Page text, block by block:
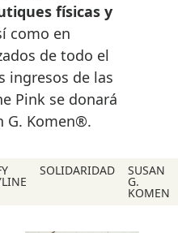
físicas y
como en
de todo el
ingresos de las
Pink se donará
G. Komen®.
SOLIDARIDAD SUSAN
G.
KOMEN